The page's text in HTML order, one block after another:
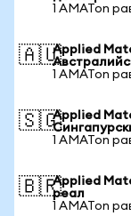
1 AMATon
🇦🇺Applied
1 AMATon
🇸🇬Applied
1 AMATon
🇧🇷Applied
реал
1 AMATon